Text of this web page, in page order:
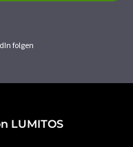
folgen
LUMITOS